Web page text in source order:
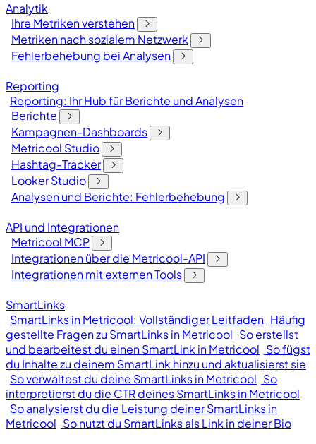
Analytik
Ihre Metriken verstehen
Metriken nach sozialem Netzwerk
Fehlerbehebung bei Analysen
Reporting
Reporting: Ihr Hub für Berichte und Analysen
Berichte
Kampagnen-Dashboards
Metricool Studio
Hashtag-Tracker
Looker Studio
Analysen und Berichte: Fehlerbehebung
API und Integrationen
Metricool MCP
Integrationen über die Metricool-API
Integrationen mit externen Tools
SmartLinks
SmartLinks in Metricool: Vollständiger Leitfaden Häufig
gestellte Fragen zu SmartLinks in Metricool So erstellst
und bearbeitest du einen SmartLink in Metricool So fügst
du Inhalte zu deinem SmartLink hinzu und aktualisierst sie
So verwaltest du deine SmartLinks in Metricool So
interpretierst du die CTR deines SmartLinks in Metricool
So analysierst du die Leistung deiner SmartLinks in
Metricool So nutzt du SmartLinks als Link in deiner Bio